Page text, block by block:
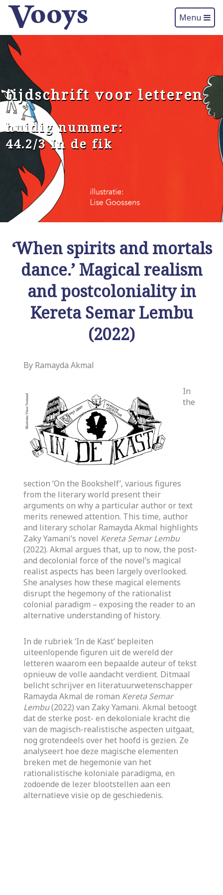
Menu
tijdschrift voor letteren
huidig nummer:
44.2/3 In de fik
‘When spirits and mortals
dance.’ Magical realism
and postcoloniality in
Kereta Semar Lembu
(2022)
By Ramayda Akmal
In
the
section ‘On the Bookshelf’, various figures
from the literary world present their
arguments on why a particular author or text
merits renewed attention. This time, author
and literary scholar Ramayda Akmal highlights
Zaky Yamani’s novel Kereta Semar Lembu
(2022). Akmal argues that, up to now, the post-
and decolonial force of the novel’s magical
realist aspects has been largely overlooked.
She analyses how these magical elements
disrupt the hegemony of the rationalist
colonial paradigm – exposing the reader to an
alternative understanding of history.
In de rubriek ‘In de Kast’ bepleiten
uiteenlopende figuren uit de wereld der
letteren waarom een bepaalde auteur of tekst
opnieuw de volle aandacht verdient. Ditmaal
belicht schrijver en literatuurwetenschapper
Ramayda Akmal de roman Kereta Semar
Lembu(2022) van Zaky Yamani. Akmal betoogt
dat de sterke post- en dekoloniale kracht die
van de magisch-realistische aspecten uitgaat,
nog grotendeels over het hoofd is gezien. Ze
analyseert hoe deze magische elementen
breken met de hegemonie van het
rationalistische koloniale paradigma, en
zodoende de lezer blootstellen aan een
alternatieve visie op de geschiedenis.